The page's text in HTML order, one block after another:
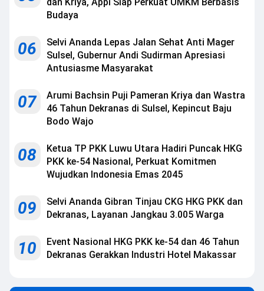
Budaya
06
Selvi Ananda Lepas Jalan Sehat Anti Mager
Sulsel, Gubernur Andi Sudirman Apresiasi
Antusiasme Masyarakat
07
Arumi Bachsin Puji Pameran Kriya dan Wastra
46 Tahun Dekranas di Sulsel, Kepincut Baju
Bodo Wajo
08
Ketua TP PKK Luwu Utara Hadiri Puncak HKG
PKK ke-54 Nasional, Perkuat Komitmen
Wujudkan Indonesia Emas 2045
09
Selvi Ananda Gibran Tinjau CKG HKG PKK dan
Dekranas, Layanan Jangkau 3.005 Warga
10
Event Nasional HKG PKK ke-54 dan 46 Tahun
Dekranas Gerakkan Industri Hotel Makassar